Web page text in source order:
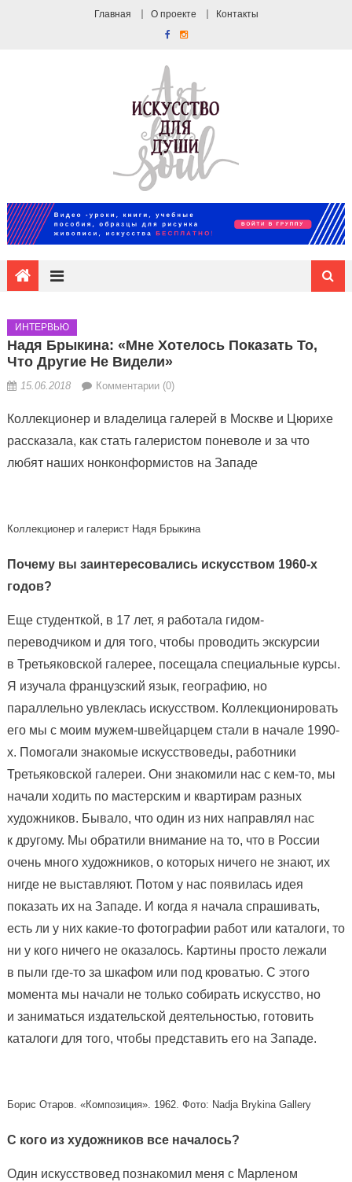
Главная О проекте Контакты
ИНТЕРВЬЮ
Надя Брыкина: «Мне Хотелось Показать То,
Что Другие Не Видели»
15.06.2018 Комментарии (0)
Коллекционер и владелица галерей в Москве и Цюрихе
рассказала, как стать галеристом поневоле и за что
любят наших нонконформистов на Западе
Коллекционер и галерист Надя Брыкина
Почему вы заинтересовались искусством 1960-х
годов?
Еще студенткой, в 17 лет, я работала гидом-
переводчиком и для того, чтобы проводить экскурсии
в Третьяковской галерее, посещала специальные курсы.
Я изучала французский язык, географию, но
параллельно увлеклась искусством. Коллекционировать
его мы с моим мужем-швейцарцем стали в начале 1990-
х. Помогали знакомые искусствоведы, работники
Третьяковской галереи. Они знакомили нас с кем-то, мы
начали ходить по мастерским и квартирам разных
художников. Бывало, что один из них направлял нас
к другому. Мы обратили внимание на то, что в России
очень много художников, о которых ничего не знают, их
нигде не выставляют. Потом у нас появилась идея
показать их на Западе. И когда я начала спрашивать,
есть ли у них какие-то фотографии работ или каталоги, то
ни у кого ничего не оказалось. Картины просто лежали
в пыли где-то за шкафом или под кроватью. С этого
момента мы начали не только собирать искусство, но
и заниматься издательской деятельностью, готовить
каталоги для того, чтобы представить его на Западе.
Борис Отаров. «Композиция». 1962. Фото: Nadja Brykina Gallery
С кого из художников все началось?
Один искусствовед познакомил меня с Марленом